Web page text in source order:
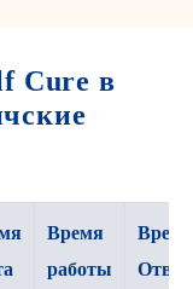
Cure в
Время
работы
Время